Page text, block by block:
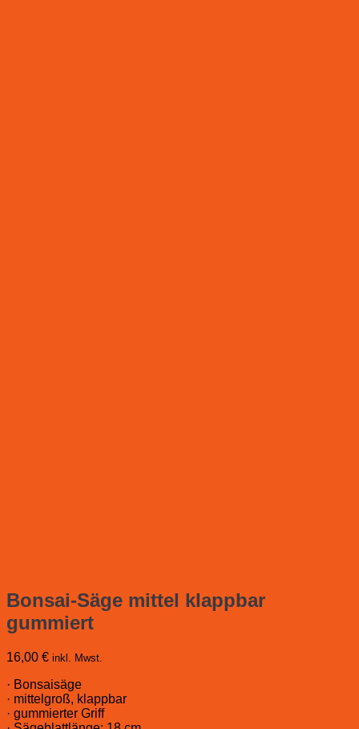
Bonsai-Säge mittel klappbar
gummiert
16,00 € inkl. Mwst.
· Bonsaisäge
· mittelgroß, klappbar
· gummierter Griff